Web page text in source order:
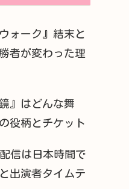
ォーク』結末と
者が変わった理
』はどんな舞
役柄とチケット
配信は日本時間で
出演者タイムテ